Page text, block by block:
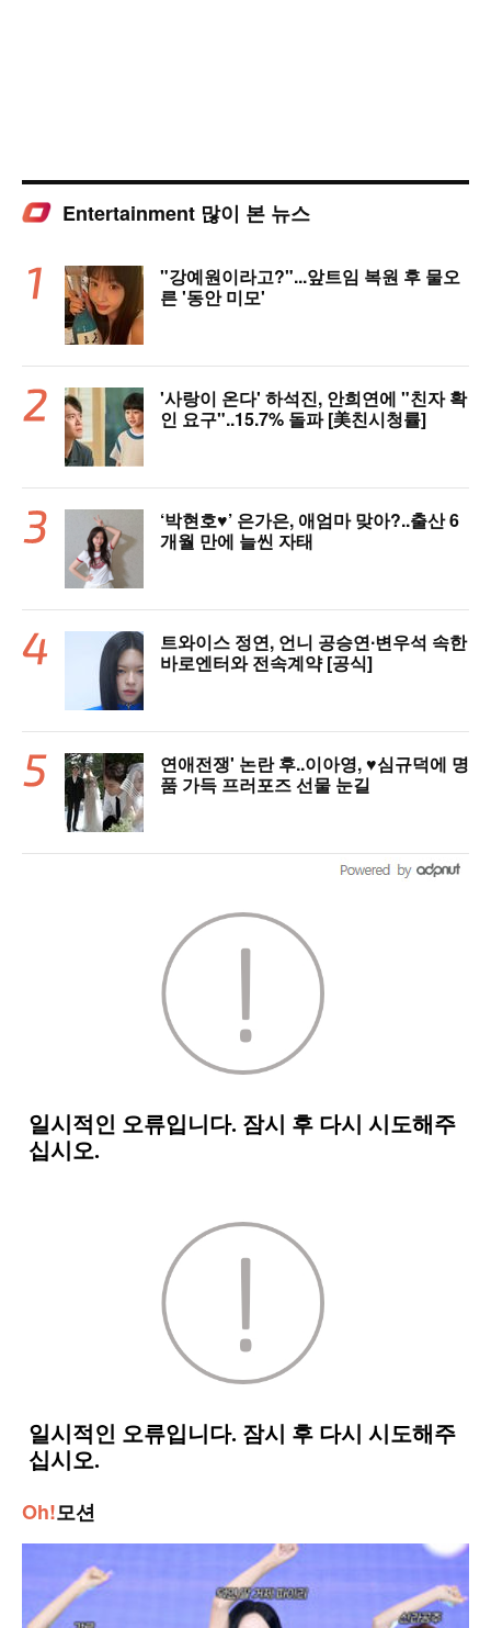
Entertainment 많이 본 뉴스
"강예원이라고?"...앞트임 복원 후 물오
른 '동안 미모'
'사랑이 온다' 하석진, 안희연에 "친자 확
인 요구"..15.7% 돌파 [美친시청률]
‘박현호♥’ 은가은, 애엄마 맞아?..출산 6
개월 만에 늘씬 자태
트와이스 정연, 언니 공승연∙변우석 속한
바로엔터와 전속계약 [공식]
연애전쟁' 논란 후..이아영, ♥심규덕에 명
품 가득 프러포즈 선물 눈길
Oh!모션